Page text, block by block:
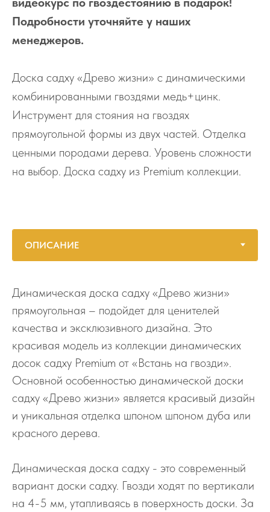
Подробности уточняйте у наших
менеджеров.
Доска садху «Древо жизни» с динамическими
комбинированными гвоздями медь+цинк.
Инструмент для стояния на гвоздях
прямоугольной формы из двух частей. Отделка
ценными породами дерева. Уровень сложности
на выбор. Доска садху из Premium коллекции.
Динамическая доска садху «Древо жизни»
прямоугольная – подойдет для ценителей
качества и эксклюзивного дизайна. Это
красивая модель из коллекции динамических
досок садху Premium от «Встань на гвозди».
Основной особенностью динамической доски
садху «Древо жизни» является красивый дизайн
и уникальная отделка шпоном шпоном дуба или
красного дерева.
Динамическая доска садху - это современный
вариант доски садху. Гвозди ходят по вертикали
на 4-5 мм, утапливаясь в поверхность доски. За